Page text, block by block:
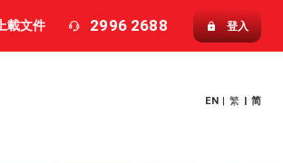
上載文件 2996 2688 登入
EN | 繁 | 简